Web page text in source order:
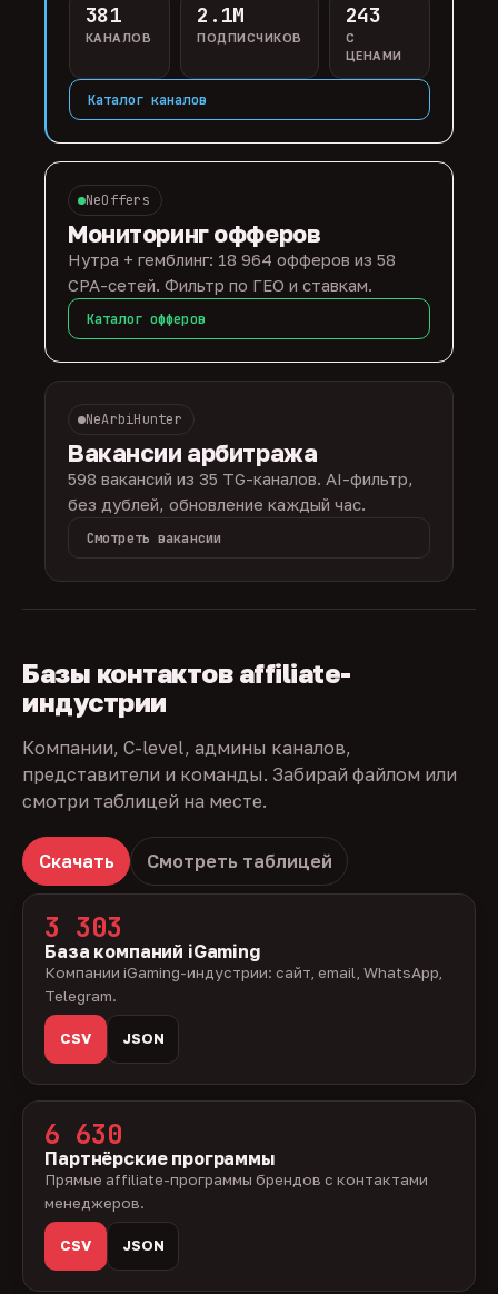
381
КАНАЛОВ
2.1M
ПОДПИСЧИКОВ
243
С
ЦЕНАМИ
Каталог каналов
NeOffers
Мониторинг офферов
Нутра + гемблинг: 18 964 офферов из 58
CPA-сетей. Фильтр по ГЕО и ставкам.
Каталог офферов
NeArbiHunter
Вакансии арбитража
598 вакансий из 35 TG-каналов. AI-фильтр,
без дублей, обновление каждый час.
Смотреть вакансии
Базы контактов affiliate-
индустрии
Компании, C-level, админы каналов,
представители и команды. Забирай файлом или
смотри таблицей на месте.
Скачать Смотреть таблицей
3 303
База компаний iGaming
Компании iGaming-индустрии: сайт, email, WhatsApp,
Telegram.
CSV JSON
6 630
Партнёрские программы
Прямые affiliate-программы брендов с контактами
менеджеров.
CSV JSON